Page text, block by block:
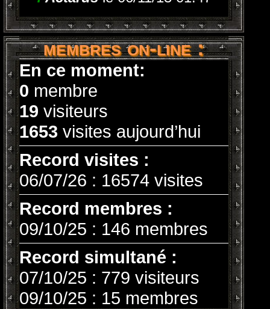
membres on-line :
En ce moment:
0 membre
19 visiteurs
1653 visites aujourd’hui
Record visites :
06/07/26 : 16574 visites
Record membres :
09/10/25 : 146 membres
Record simultané :
07/10/25 : 779 visiteurs
09/10/25 : 15 membres